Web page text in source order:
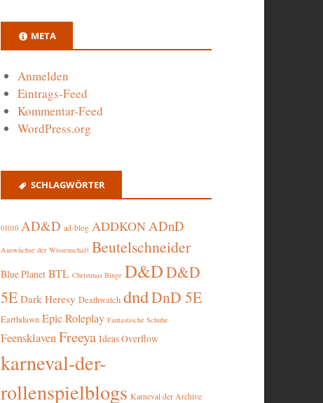
META
Anmelden
Eintrags-Feed
Kommentar-Feed
WordPress.org
SCHLAGWÖRTER
01010 AD&D ad-blog ADDKONADnD
Auswüchse der Wissenschaft Beutelschneider
Blue Planet BTL Christmas Binge D&DD&D
5E Dark Heresy Deathwatch dndDnD 5E
Earthdawn Epic Roleplay Fantastische Schuhe
Feensklaven Freeya Ideas Overflow
karneval-der-
rollenspielblogs Karneval der Archive